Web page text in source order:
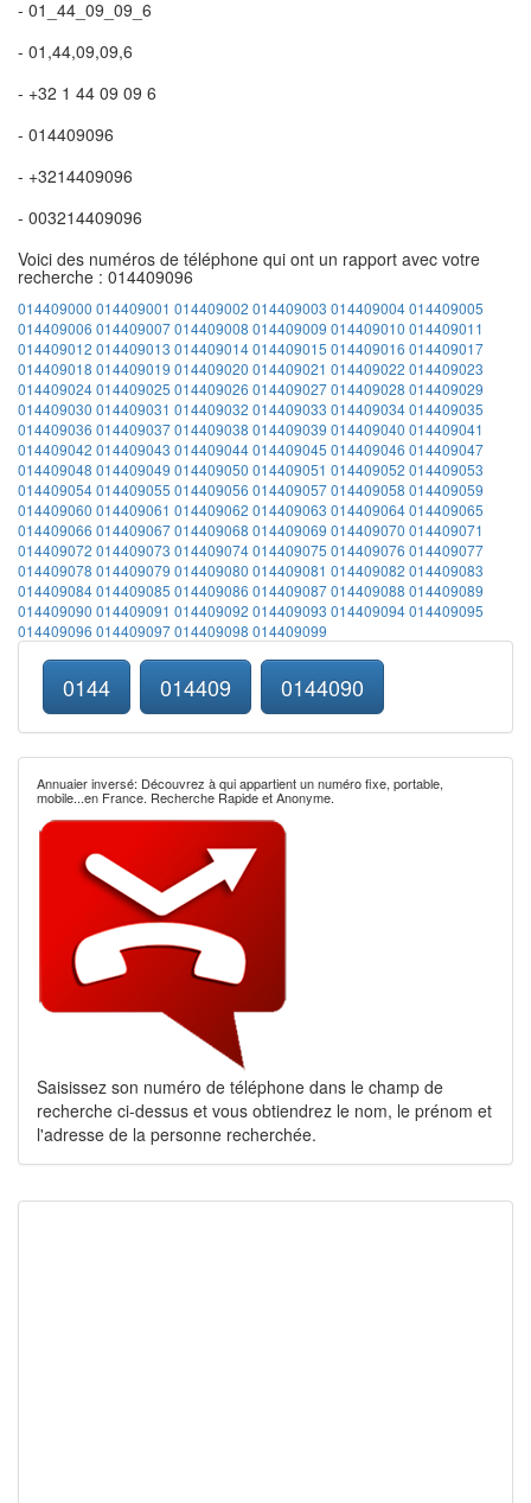
- 01_44_09_09_6
- 01,44,09,09,6
- +32 1 44 09 09 6
- 014409096
- +3214409096
- 003214409096
Voici des numéros de téléphone qui ont un rapport avec votre
recherche : 014409096
014409000 014409001 014409002 014409003 014409004014409005
014409006 014409007014409008 014409009 014409010 014409011
014409012 014409013 014409014014409015 014409016 014409017
014409018 014409019 014409020 014409021 014409022 014409023
014409024014409025 014409026 014409027014409028 014409029
014409030 014409031 014409032 014409033 014409034014409035
014409036 014409037014409038 014409039 014409040 014409041
014409042 014409043 014409044014409045 014409046 014409047
014409048 014409049 014409050 014409051 014409052 014409053
014409054014409055 014409056 014409057014409058 014409059
014409060 014409061 014409062 014409063 014409064014409065
014409066 014409067014409068 014409069 014409070 014409071
014409072 014409073 014409074014409075 014409076 014409077
014409078 014409079 014409080 014409081 014409082 014409083
014409084014409085 014409086 014409087014409088 014409089
014409090 014409091 014409092 014409093 014409094014409095
014409096 014409097014409098 014409099
0144 014409 0144090
Annuaier inversé: Découvrez à qui appartient un numéro fixe, portable,
mobile...en France. Recherche Rapide et Anonyme.
Saisissez son numéro de téléphone dans le champ de
recherche ci-dessus et vous obtiendrez le nom, le prénom et
l'adresse de la personne recherchée.